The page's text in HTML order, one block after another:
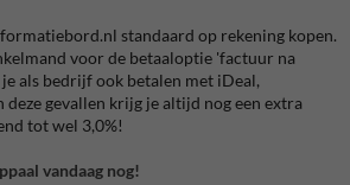
standaard op rekening kopen.
voor de betaaloptie 'factuur na
als bedrijf ook betalen met iDeal,
gevallen krijg je altijd nog een extra
tot wel 3,0%!
vandaag nog!